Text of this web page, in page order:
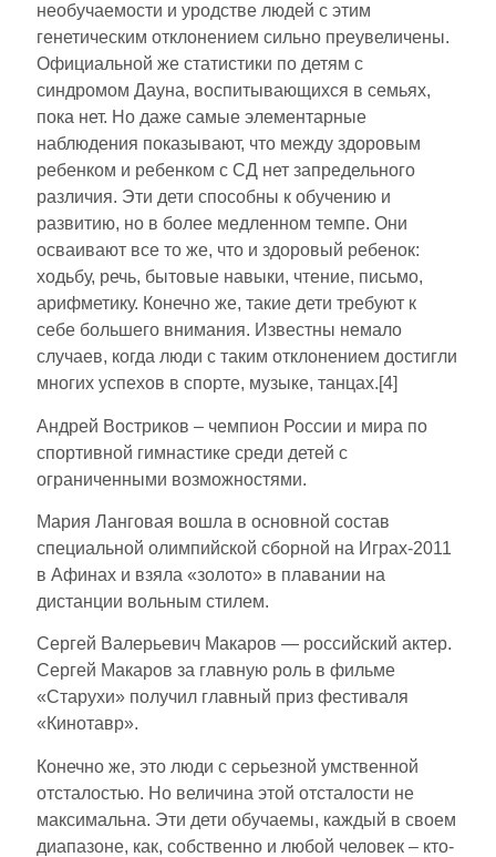
необучаемости и уродстве людей с этим
генетическим отклонением сильно преувеличены.
Официальной же статистики по детям с
синдромом Дауна, воспитывающихся в семьях,
пока нет. Но даже самые элементарные
наблюдения показывают, что между здоровым
ребенком и ребенком с СД нет запредельного
различия. Эти дети способны к обучению и
развитию, но в более медленном темпе. Они
осваивают все то же, что и здоровый ребенок:
ходьбу, речь, бытовые навыки, чтение, письмо,
арифметику. Конечно же, такие дети требуют к
себе большего внимания. Известны немало
случаев, когда люди с таким отклонением достигли
многих успехов в спорте, музыке, танцах.[4]
Андрей Востриков – чемпион России и мира по
спортивной гимнастике среди детей с
ограниченными возможностями.
Мария Ланговая вошла в основной состав
специальной олимпийской сборной на Играх-2011
в Афинах и взяла «золото» в плавании на
дистанции вольным стилем.
Сергей Валерьевич Макаров — российский актер.
Сергей Макаров за главную роль в фильме
«Старухи» получил главный приз фестиваля
«Кинотавр».
Конечно же, это люди с серьезной умственной
отсталостью. Но величина этой отсталости не
максимальна. Эти дети обучаемы, каждый в своем
диапазоне, как, собственно и любой человек – кто-